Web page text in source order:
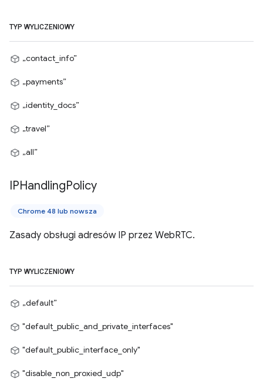
TYP WYLICZENIOWY
„contact_info”
„payments”
„identity_docs”
„travel”
„all”
IPHandlingPolicy
Chrome 48 lub nowsza
Zasady obsługi adresów IP przez WebRTC.
TYP WYLICZENIOWY
„default”
"default_public_and_private_interfaces"
"default_public_interface_only"
"disable_non_proxied_udp"